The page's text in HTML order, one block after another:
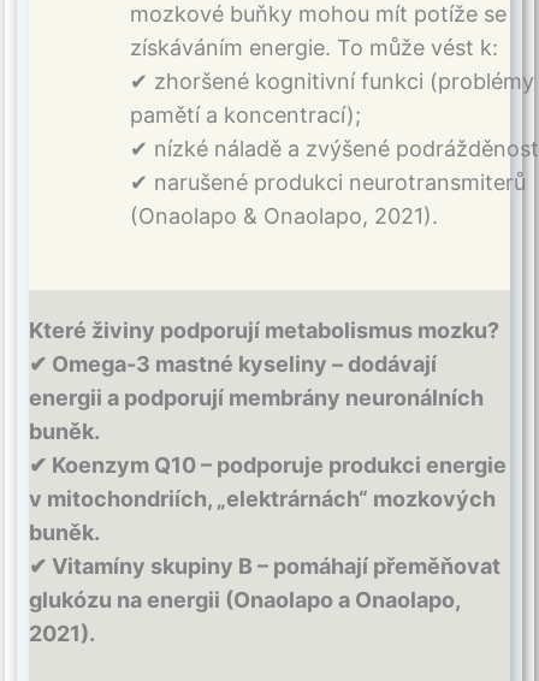
mozkové buňky mohou mít potíže se
získáváním energie. To může vést k:
✔ zhoršené kognitivní funkci (problémy
pamětí a koncentrací);
✔ nízké náladě a zvýšené
✔ narušené produkci neurotransmiterů
(Onaolapo & Onaolapo, 2021).
Které živiny podporují metabolismus mozku?
✔ Omega-3 mastné kyseliny – dodávají
energii a podporují membrány neuronálních
buněk.
✔ Koenzym Q10 – podporuje produkci energie
v mitochondriích, „elektrárnách“ mozkových
buněk.
✔ Vitamíny skupiny B – pomáhají přeměňovat
glukózu na energii (Onaolapo a Onaolapo,
2021).